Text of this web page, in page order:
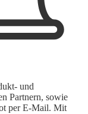
und
Partnern, sowie
per E-Mail. Mit